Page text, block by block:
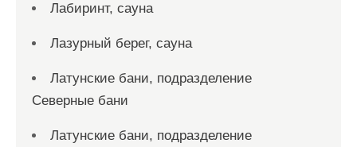
Лабиринт, сауна
Лазурный берег, сауна
Латунские бани, подразделение
Северные бани
Латунские бани, подразделение